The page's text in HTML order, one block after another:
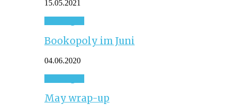
15.05.2021
Bookopoly im Juni
04.06.2020
May wrap-up